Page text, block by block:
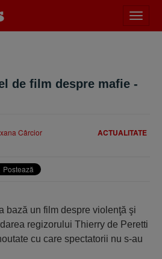
meniu
de film despre mafie -
ACTUALITATE
Cârcior
bază un film despre violenţă şi
regizorului Thierry de Peretti
cu care spectatorii nu s-au